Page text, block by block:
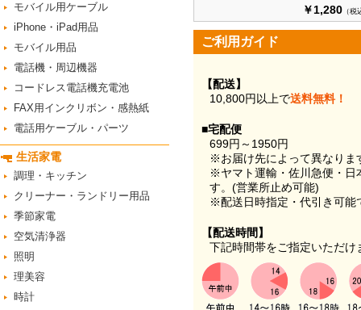
モバイル用ケーブル
iPhone・iPad用品
モバイル用品
電話機・周辺機器
コードレス電話機充電池
FAX用インクリボン・感熱紙
電話用ケーブル・パーツ
生活家電
調理・キッチン
クリーナー・ランドリー用品
季節家電
空気清浄器
照明
理美容
時計
￥1,280 （税
ご利用ガイド
【配送】
10,800円以上で送料無料！
■宅配便
699円～1950円
※お届け先によって異なりま
※ヤマト運輸・佐川急便・日
す。(営業所止め可能)
※配送日時指定・代引き可能
【配送時間】
下記時間帯をご指定いただけ